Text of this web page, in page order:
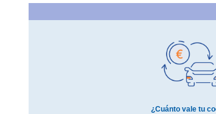
¿Cuánto vale tu